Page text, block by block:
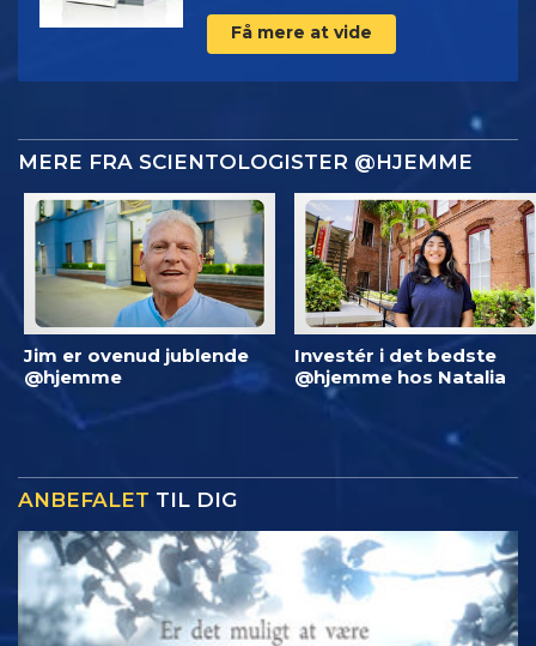
Få mere at vide
MERE FRA SCIENTOLOGISTER @HJEMME
Jim er ovenud jublende
@hjemme
Investér i det bedste
@hjemme hos Natalia
ANBEFALET TIL DIG